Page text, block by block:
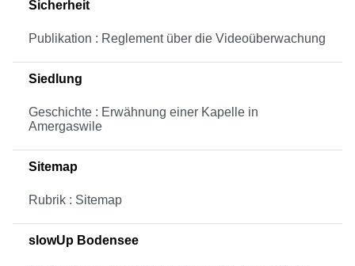
Sicherheit
Publikation : Reglement über die Videoüberwachung
Siedlung
Geschichte : Erwähnung einer Kapelle in
Amergaswile
Sitemap
Rubrik : Sitemap
slowUp Bodensee